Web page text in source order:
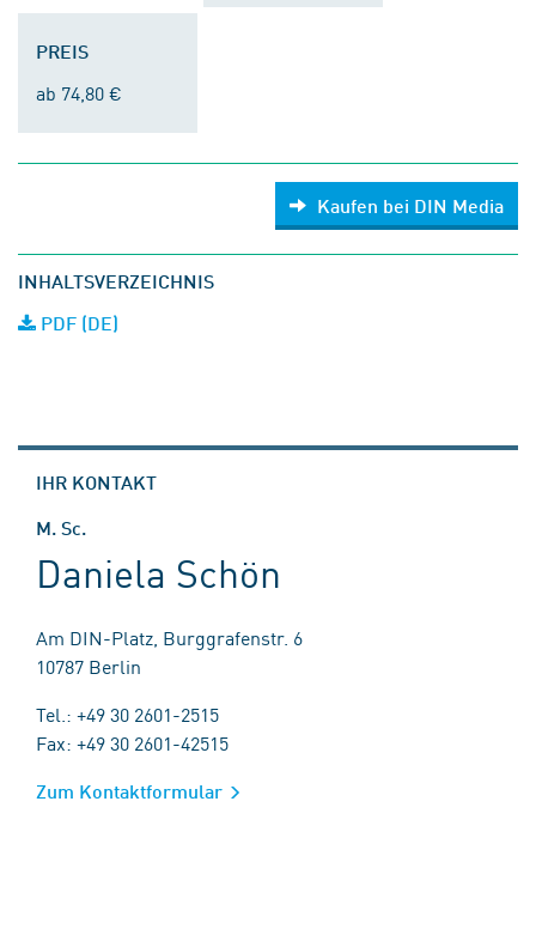
PREIS
ab 74,80 €
Kaufen bei DIN Media
INHALTSVERZEICHNIS
PDF (DE)
IHR KONTAKT
M. Sc.
Daniela Schön
Am DIN-Platz, Burggrafenstr. 6
10787 Berlin
Tel.: +49 30 2601-2515
Fax: +49 30 2601-42515
Zum Kontaktformular